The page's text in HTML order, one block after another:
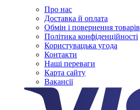
Про нас
Доставка й оплата
Обмін і повернення товарів
Політика конфіденційності
Користувацька угода
Контакти
Наші переваги
Карта сайту
Вакансії